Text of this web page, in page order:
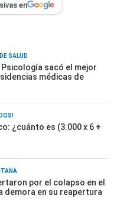
en
SALUD
sacó el mejor
médicas de
¿cuánto es (3.000 x 6 +
por el colapso en el
demora en su reapertura